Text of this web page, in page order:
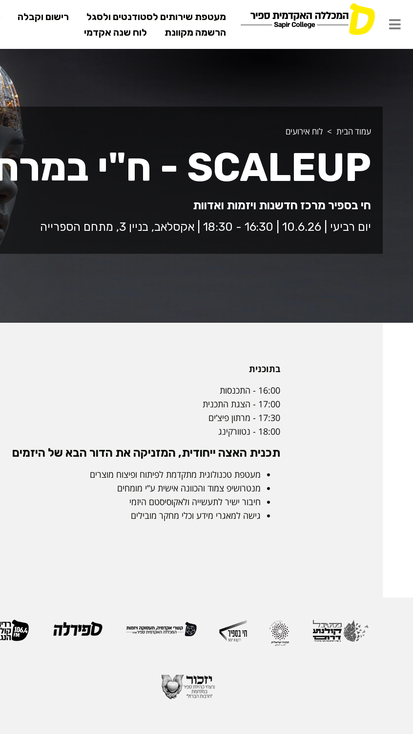
לתוכן
המרכזי
מעטפת שירותים לסטודנטים ולסגל רישום וקבלה
הרשמה מקוונת
לוח שנה אקדמי
עמוד הבית לוח אירועים
SCALEUP - ח"י במרחב
חי בספיר מרכז חדשנות ויזמות ואדוות
יום רביעי | 10.6.26 | 16:30 - 18:30 | אקסלאב, בניין 3, מתחם הספרייה
בתוכנית
16:00 - התכנסות
17:00 - הצגת התכנית
17:30 - מרתון פיצ’ים
18:00 - נטוורקינג
תכנית האצה ייחודית, המזניקה את הדור הבא של היזמים
מעטפת טכנולוגית מתקדמת לפיתוח ופיצוח מוצרים
מנטרושיפ צמוד והכוונה אישית ע”י מומחים
חיבור ישיר לתעשייה ולאקוסיסטם היזמי
גישה למאגרי מידע וכלי מחקר מובילים